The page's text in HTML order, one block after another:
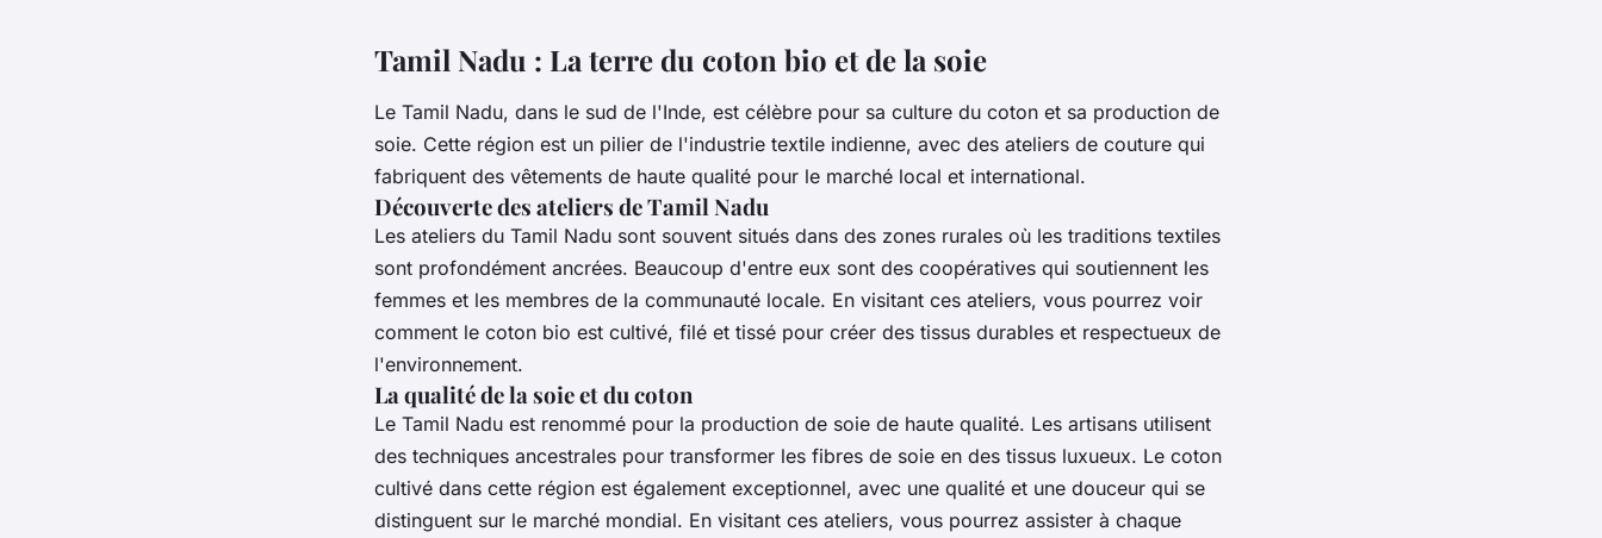
Tamil Nadu : La terre du coton bio et de la soie
Le Tamil Nadu, dans le sud de l'Inde, est célèbre pour sa culture du coton et sa production de
soie. Cette région est un pilier de l'industrie textile indienne, avec des ateliers de couture qui
fabriquent des vêtements de haute qualité pour le marché local et international.
Découverte des ateliers de Tamil Nadu
Les ateliers du Tamil Nadu sont souvent situés dans des zones rurales où les traditions textiles
sont profondément ancrées. Beaucoup d'entre eux sont des coopératives qui soutiennent les
femmes et les membres de la communauté locale. En visitant ces ateliers, vous pourrez voir
comment le coton bio est cultivé, filé et tissé pour créer des tissus durables et respectueux de
l'environnement.
La qualité de la soie et du coton
Le Tamil Nadu est renommé pour la production de soie de haute qualité. Les artisans utilisent
des techniques ancestrales pour transformer les fibres de soie en des tissus luxueux. Le coton
cultivé dans cette région est également exceptionnel, avec une qualité et une douceur qui se
distinguent sur le marché mondial. En visitant ces ateliers, vous pourrez assister à chaque